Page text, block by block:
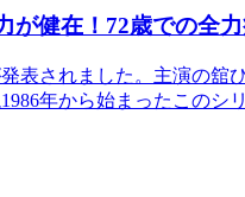
が健在！72歳での全
表されました。主演の舘
年から始まったこのシ